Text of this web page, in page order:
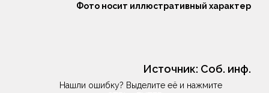
Фото носит иллюстративный характер
Источник: Соб. инф.
Нашли ошибку? Выделите её и нажмите